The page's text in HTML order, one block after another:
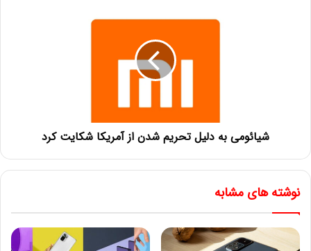
شیائومی به دلیل تحریم شدن از آمریکا شکایت کرد
نوشته های مشابه